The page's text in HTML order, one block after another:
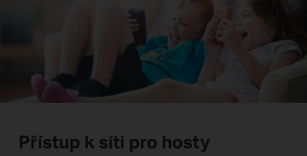
Přístup k síti pro hosty